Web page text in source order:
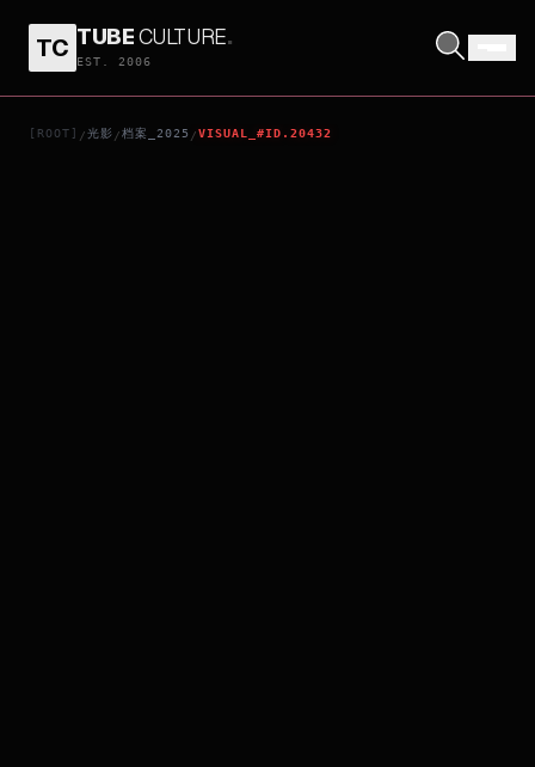
TC TUBECULTURE.
EST. 2006
[ROOT] /光影 /档案_2025 /VISUAL_#ID.20432
MATSUSHIMA TOMOKO SHARK GAME